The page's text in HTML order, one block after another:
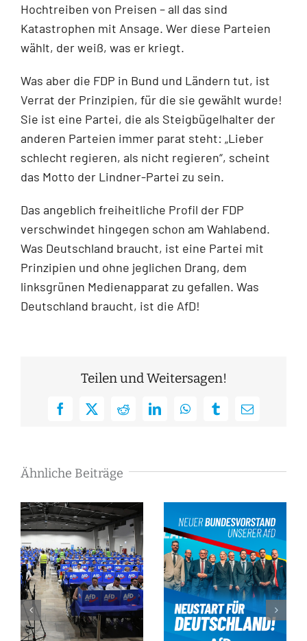
Hochtreiben von Preisen – all das sind
Katastrophen mit Ansage. Wer diese Parteien
wählt, der weiß, was er kriegt.
Was aber die FDP in Bund und Ländern tut, ist
Verrat der Prinzipien, für die sie gewählt wurde!
Sie ist eine Partei, die als Steigbügelhalter der
anderen Parteien immer parat steht: „Lieber
schlecht regieren, als nicht regieren“, scheint
das Motto der Lindner-Partei zu sein.
Das angeblich freiheitliche Profil der FDP
verschwindet hingegen schon am Wahlabend.
Was Deutschland braucht, ist eine Partei mit
Prinzipien und ohne jeglichen Drang, dem
linksgrünen Medienapparat zu gefallen. Was
Deutschland braucht, ist die AfD!
Teilen und Weitersagen!
Facebook
X RedditLinkedInWhatsAppTumblrE-
Ähnliche Beiträge